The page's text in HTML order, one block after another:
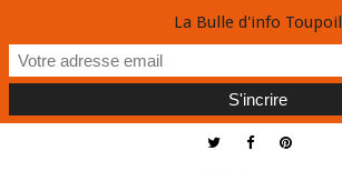
La Bulle d'info Toupoil